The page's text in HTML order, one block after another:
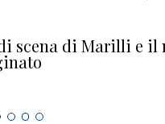
scena di Marilli e il